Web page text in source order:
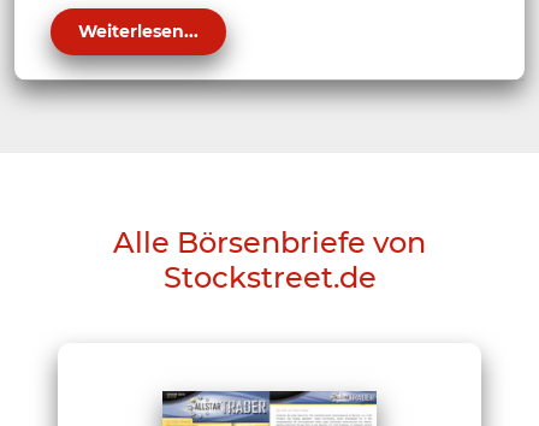
Weiterlesen...
Alle Börsenbriefe von
Stockstreet.de